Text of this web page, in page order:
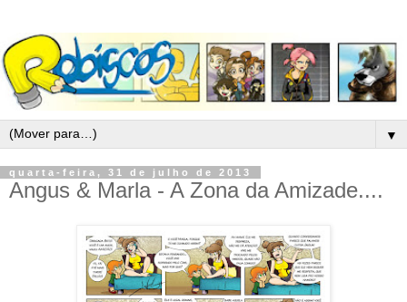
▼
quarta-feira, 31 de julho de 2013
Angus & Marla - A Zona da Amizade....